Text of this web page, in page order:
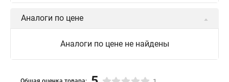
Аналоги по цене
Аналоги по цене не найдены